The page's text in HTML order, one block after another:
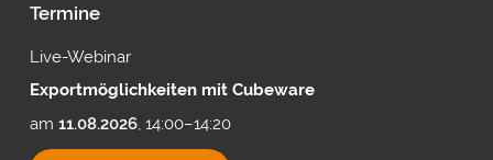
Termine
Live-Webinar
Exportmöglichkeiten mit Cubeware
am 11.08.2026, 14:00–14:20